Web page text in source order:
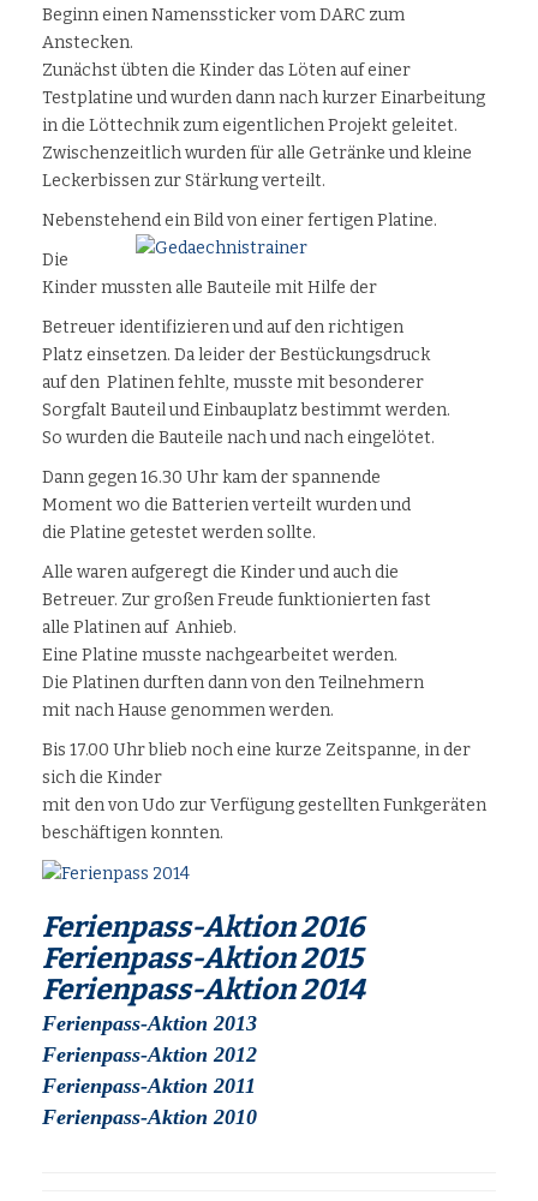
Beginn einen Namenssticker vom DARC zum
Anstecken.
Zunächst übten die Kinder das Löten auf einer
Testplatine und wurden dann nach kurzer Einarbeitung
in die Löttechnik zum eigentlichen Projekt geleitet.
Zwischenzeitlich wurden für alle Getränke und kleine
Leckerbissen zur Stärkung verteilt.
Nebenstehend ein Bild von einer fertigen Platine.
Die
Kinder mussten alle Bauteile mit Hilfe der
Betreuer identifizieren und auf den richtigen
Platz einsetzen. Da leider der Bestückungsdruck
auf den Platinen fehlte, musste mit besonderer
Sorgfalt Bauteil und Einbauplatz bestimmt werden.
So wurden die Bauteile nach und nach eingelötet.
Dann gegen 16.30 Uhr kam der spannende
Moment wo die Batterien verteilt wurden und
die Platine getestet werden sollte.
Alle waren aufgeregt die Kinder und auch die
Betreuer. Zur großen Freude funktionierten fast
alle Platinen auf Anhieb.
Eine Platine musste nachgearbeitet werden.
Die Platinen durften dann von den Teilnehmern
mit nach Hause genommen werden.
Bis 17.00 Uhr blieb noch eine kurze Zeitspanne, in der
sich die Kinder
mit den von Udo zur Verfügung gestellten Funkgeräten
beschäftigen konnten.
Ferienpass-Aktion 2016
Ferienpass-Aktion 2015
Ferienpass-Aktion 2014
Ferienpass-Aktion 2013
Ferienpass-Aktion 2012
Ferienpass-Aktion 2011
Ferienpass-Aktion 2010